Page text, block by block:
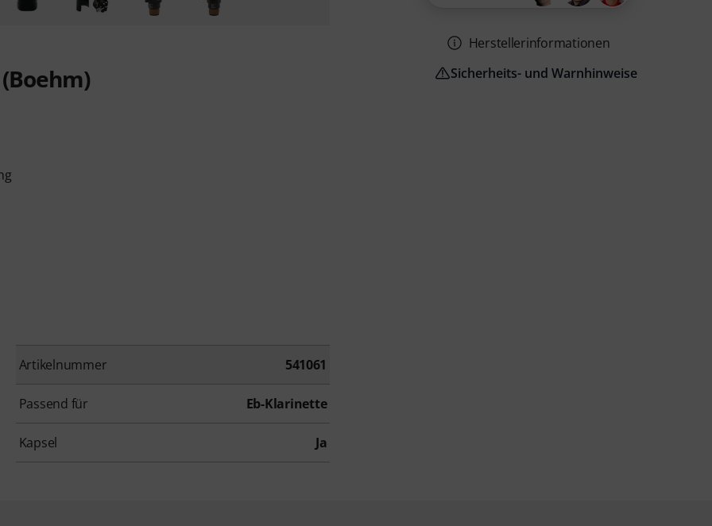
Artikelnummer 541061
Passend für Eb-Klarinette
Kapsel Ja
Herstellerinformationen
Sicherheits- und Warnhinweise